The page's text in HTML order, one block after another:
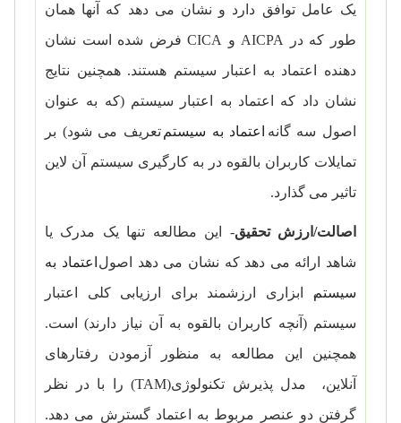
یک عامل توافق دارد و نشان می دهد که آنها همان
طور که در
AICPA و CICAفرض شده است نشان
دهنده اعتماد به اعتبار سیستم هستند. همچنین نتایج
نشان داد که اعتماد به اعتبار سیستم (که به عنوان
اصول سه گانه اعتماد به سیستمتعریف می شود) بر
تمایلات کاربران بالقوه در به کارگیری سیستم آن لاین
تاثیر می گذارد.
اصالت/ارزش تحقیق- این مطالعه تنها یک مدرک یا
شاهد ارائه می دهد که نشان می دهد اصول اعتماد به
سیستم، ابزاری ارزشمند برای ارزیابی کلی اعتبار
سیستم (آنچه کاربران بالقوه به آن نیاز دارند) است.
همچنین این مطالعه به منظور آزمودن رفتارهای
آنلاین، مدل پذیرش تکنولوژی(TAM
) را با در نظر
گرفتن دو عنصر مربوط به اعتماد گسترش می دهد.